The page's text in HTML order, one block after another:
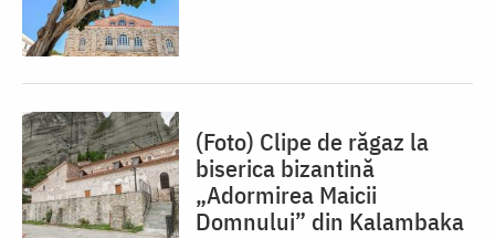
(Foto) Clipe de răgaz la
biserica bizantină
„Adormirea Maicii
Domnului” din Kalambaka